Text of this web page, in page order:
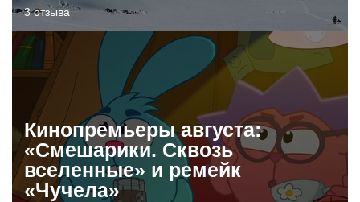
3 отзыва
Кинопремьеры августа:
«Смешарики. Сквозь
вселенные» и ремейк
«Чучела»